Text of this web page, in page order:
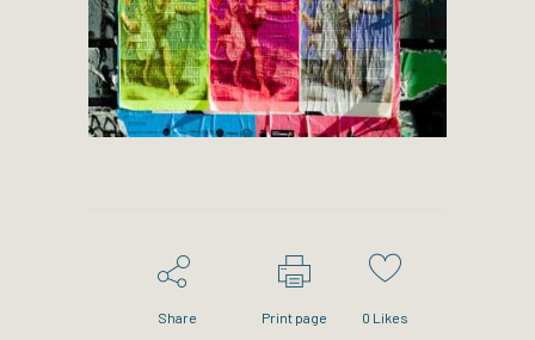
Share Print page 0 Likes